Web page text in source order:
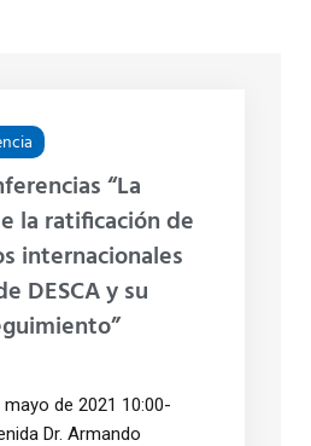
“La
la ratificación de
internacionales
DESCA y su
de 2021 10:00-
Dr. Armando